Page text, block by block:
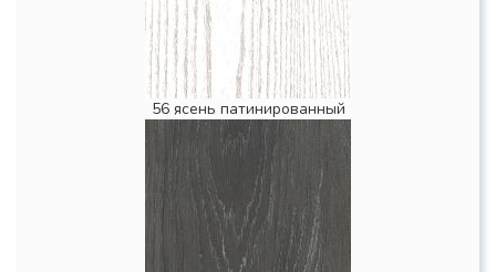
56 ясень патинированный